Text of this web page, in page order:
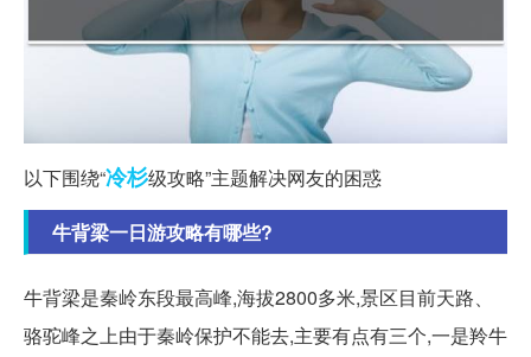
以下围绕“冷杉级攻略”主题解决网友的困惑
牛背梁一日游攻略有哪些?
牛背梁是秦岭东段最高峰,海拔2800多米,景区目前天路、
骆驼峰之上由于秦岭保护不能去,主要有点有三个,一是羚牛